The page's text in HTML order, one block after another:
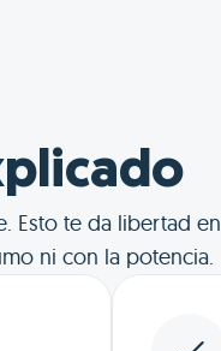
vida
Esto te da libertad en
ni con la potencia.